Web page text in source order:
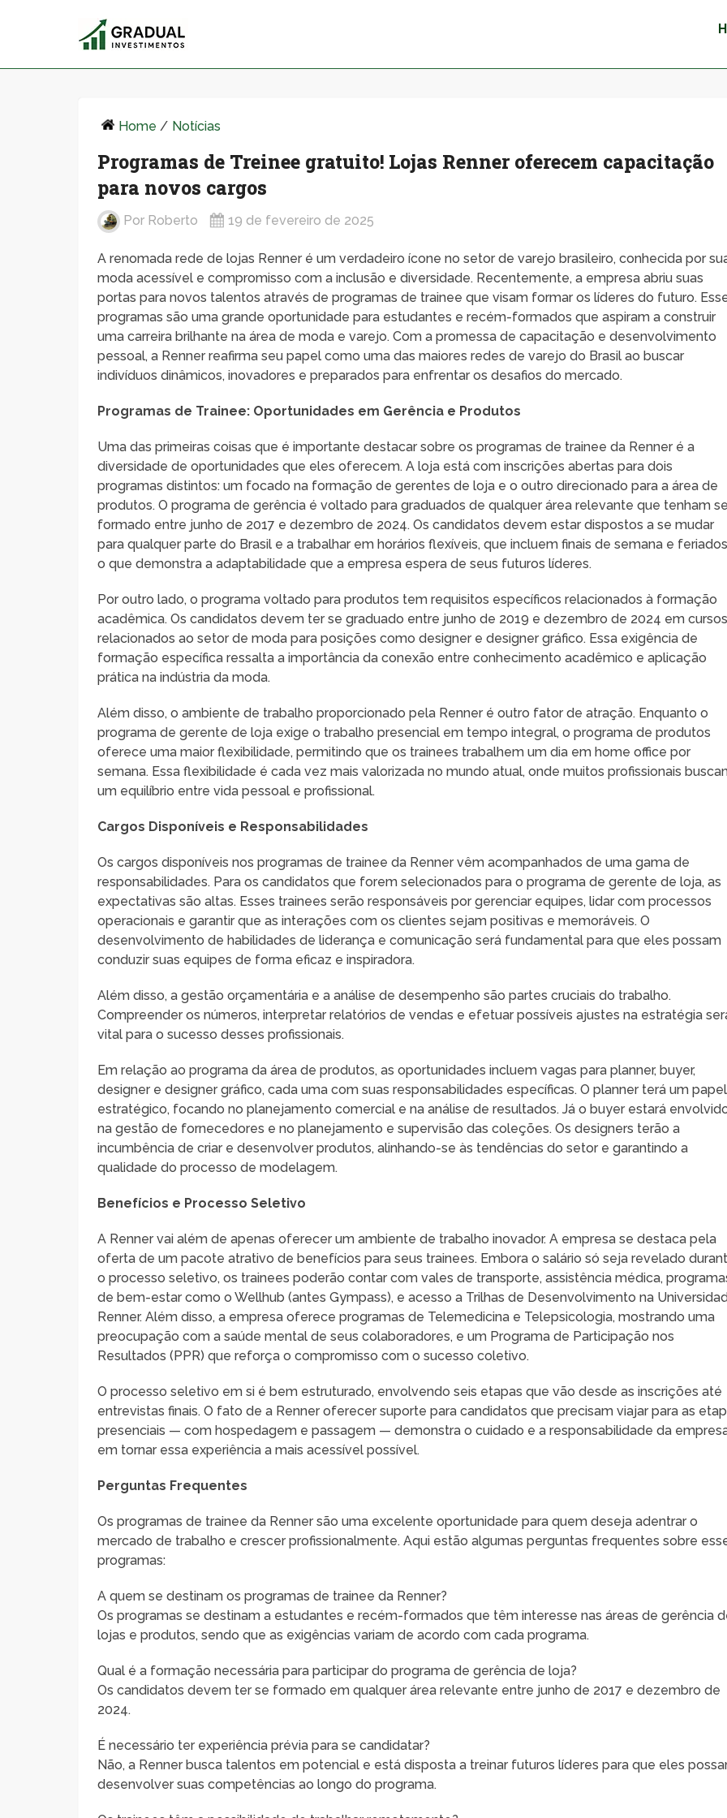
Home / Notícias
Programas de Treinee gratuito! Lojas Renner oferecem capacitação
para novos cargos
Por Roberto 19 de fevereiro de 2025
A renomada rede de lojas Renner é um verdadeiro ícone no setor de varejo brasileiro, conhecida por
moda acessível e compromisso com a inclusão e diversidade. Recentemente, a empresa abriu suas
portas para novos talentos através de programas de trainee que visam formar os líderes do futuro.
programas são uma grande oportunidade para estudantes e recém-formados que aspiram a construir
uma carreira brilhante na área de moda e varejo. Com a promessa de capacitação e desenvolvimento
pessoal, a Renner reafirma seu papel como uma das maiores redes de varejo do Brasil ao buscar
indivíduos dinâmicos, inovadores e preparados para enfrentar os desafios do mercado.
Programas de Trainee: Oportunidades em Gerência e Produtos
Uma das primeiras coisas que é importante destacar sobre os programas de trainee da Renner é a
diversidade de oportunidades que eles oferecem. A loja está com inscrições abertas para dois
programas distintos: um focado na formação de gerentes de loja e o outro direcionado para a área de
produtos. O programa de gerência é voltado para graduados de qualquer área relevante que tenham se
formado entre junho de 2017 e dezembro de 2024. Os candidatos devem estar dispostos a se mudar
para qualquer parte do Brasil e a trabalhar em horários flexíveis, que incluem finais de semana e
o que demonstra a adaptabilidade que a empresa espera de seus futuros líderes.
Por outro lado, o programa voltado para produtos tem requisitos específicos relacionados à formação
acadêmica. Os candidatos devem ter se graduado entre junho de 2019 e dezembro de 2024 em cursos
relacionados ao setor de moda para posições como designer e designer gráfico. Essa exigência de
formação específica ressalta a importância da conexão entre conhecimento acadêmico e aplicação
prática na indústria da moda.
Além disso, o ambiente de trabalho proporcionado pela Renner é outro fator de atração. Enquanto o
programa de gerente de loja exige o trabalho presencial em tempo integral, o programa de produtos
oferece uma maior flexibilidade, permitindo que os trainees trabalhem um dia em home office por
semana. Essa flexibilidade é cada vez mais valorizada no mundo atual, onde muitos profissionais
um equilíbrio entre vida pessoal e profissional.
Cargos Disponíveis e Responsabilidades
Os cargos disponíveis nos programas de trainee da Renner vêm acompanhados de uma gama de
responsabilidades. Para os candidatos que forem selecionados para o programa de gerente de loja, as
expectativas são altas. Esses trainees serão responsáveis por gerenciar equipes, lidar com processos
operacionais e garantir que as interações com os clientes sejam positivas e memoráveis. O
desenvolvimento de habilidades de liderança e comunicação será fundamental para que eles possam
conduzir suas equipes de forma eficaz e inspiradora.
Além disso, a gestão orçamentária e a análise de desempenho são partes cruciais do trabalho.
Compreender os números, interpretar relatórios de vendas e efetuar possíveis ajustes na estratégia
vital para o sucesso desses profissionais.
Em relação ao programa da área de produtos, as oportunidades incluem vagas para planner, buyer,
designer e designer gráfico, cada uma com suas responsabilidades específicas. O planner terá um papel
estratégico, focando no planejamento comercial e na análise de resultados. Já o buyer estará
na gestão de fornecedores e no planejamento e supervisão das coleções. Os designers terão a
incumbência de criar e desenvolver produtos, alinhando-se às tendências do setor e garantindo a
qualidade do processo de modelagem.
Benefícios e Processo Seletivo
A Renner vai além de apenas oferecer um ambiente de trabalho inovador. A empresa se destaca pela
oferta de um pacote atrativo de benefícios para seus trainees. Embora o salário só seja revelado
o processo seletivo, os trainees poderão contar com vales de transporte, assistência médica,
de bem-estar como o Wellhub (antes Gympass), e acesso a Trilhas de Desenvolvimento na
Renner. Além disso, a empresa oferece programas de Telemedicina e Telepsicologia, mostrando uma
preocupação com a saúde mental de seus colaboradores, e um Programa de Participação nos
Resultados (PPR) que reforça o compromisso com o sucesso coletivo.
O processo seletivo em si é bem estruturado, envolvendo seis etapas que vão desde as inscrições até
entrevistas finais. O fato de a Renner oferecer suporte para candidatos que precisam viajar para as
presenciais — com hospedagem e passagem — demonstra o cuidado e a responsabilidade da
em tornar essa experiência a mais acessível possível.
Perguntas Frequentes
Os programas de trainee da Renner são uma excelente oportunidade para quem deseja adentrar o
mercado de trabalho e crescer profissionalmente. Aqui estão algumas perguntas frequentes sobre
programas:
A quem se destinam os programas de trainee da Renner?
Os programas se destinam a estudantes e recém-formados que têm interesse nas áreas de gerência
lojas e produtos, sendo que as exigências variam de acordo com cada programa.
Qual é a formação necessária para participar do programa de gerência de loja?
Os candidatos devem ter se formado em qualquer área relevante entre junho de 2017 e dezembro de
2024.
É necessário ter experiência prévia para se candidatar?
Não, a Renner busca talentos em potencial e está disposta a treinar futuros líderes para que eles
desenvolver suas competências ao longo do programa.